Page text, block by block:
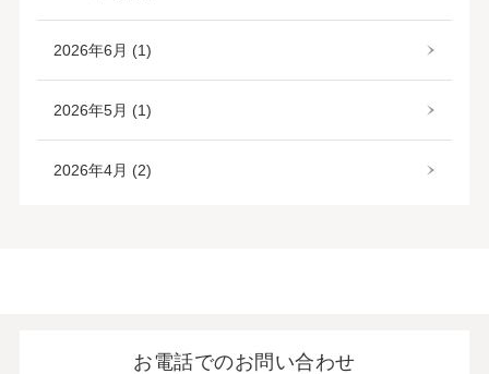
2026年6月 (1)
2026年5月 (1)
2026年4月 (2)
お電話でのお問い合わせ